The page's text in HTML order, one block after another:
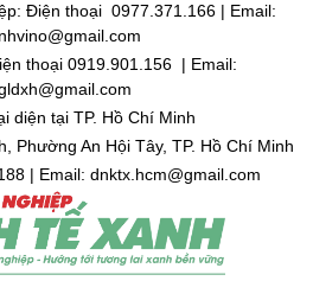
Điện thoại 0977.371.166 | Email:
thoại 0919.901.156 | Email:
diện tại TP. Hồ Chí Minh
Phường An Hội Tây, TP. Hồ Chí Minh
| Email: dnktx.hcm@gmail.com